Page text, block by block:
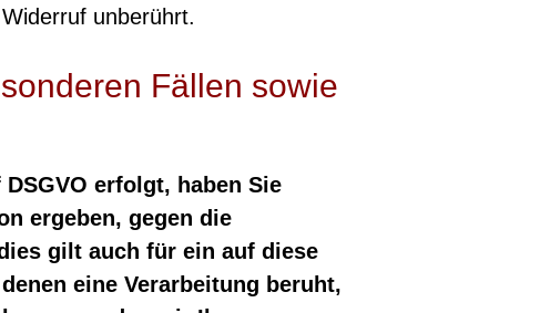
unberührt.
Fällen sowie
erfolgt, haben Sie
ergeben, gegen die
gilt auch für ein auf diese
eine Verarbeitung beruht,